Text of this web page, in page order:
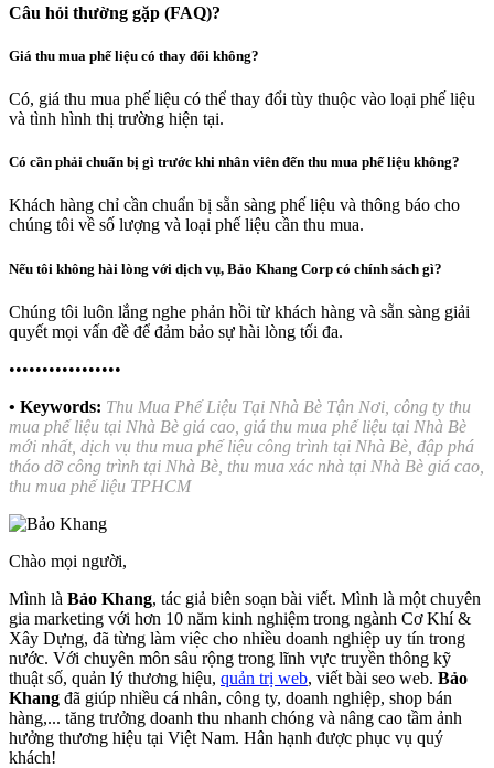
Câu hỏi thường gặp (FAQ)?
Giá thu mua phế liệu có thay đổi không?
Có, giá thu mua phế liệu có thể thay đổi tùy thuộc vào loại phế liệu
và tình hình thị trường hiện tại.
Có cần phải chuẩn bị gì trước khi nhân viên đến thu mua phế liệu không?
Khách hàng chỉ cần chuẩn bị sẵn sàng phế liệu và thông báo cho
chúng tôi về số lượng và loại phế liệu cần thu mua.
Nếu tôi không hài lòng với dịch vụ, Bảo Khang Corp có chính sách gì?
Chúng tôi luôn lắng nghe phản hồi từ khách hàng và sẵn sàng giải
quyết mọi vấn đề để đảm bảo sự hài lòng tối đa.
•••••••••••••••••
• Keywords: Thu Mua Phế Liệu Tại Nhà Bè Tận Nơi, công ty thu
mua phế liệu tại Nhà Bè giá cao, giá thu mua phế liệu tại Nhà Bè
mới nhất, dịch vụ thu mua phế liệu công trình tại Nhà Bè, đập phá
tháo dỡ công trình tại Nhà Bè, thu mua xác nhà tại Nhà Bè giá cao,
thu mua phế liệu TPHCM
Chào mọi người,
Mình là Bảo Khang, tác giả biên soạn bài viết. Mình là một chuyên
gia marketing với hơn 10 năm kinh nghiệm trong ngành Cơ Khí &
Xây Dựng, đã từng làm việc cho nhiều doanh nghiệp uy tín trong
nước. Với chuyên môn sâu rộng trong lĩnh vực truyền thông kỹ
thuật số, quản lý thương hiệu, quản trị web, viết bài seo web. Bảo
Khang đã giúp nhiều cá nhân, công ty, doanh nghiệp, shop bán
hàng,... tăng trưởng doanh thu nhanh chóng và nâng cao tầm ảnh
hưởng thương hiệu tại Việt Nam. Hân hạnh được phục vụ quý
khách!